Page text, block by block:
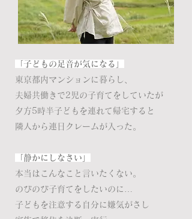
「子どもの足音が気になる」
​東京都内マンションに暮らし、
夫婦共働きで2児の子育てをしていたが
夕方5時半子どもを連れて帰宅すると
隣人から連日クレームが入った。
「静かにしなさい」
本当はこんなこと言いたくない。
のびのび子育てをしたいのに…
子どもを注意する自分に嫌気がさし